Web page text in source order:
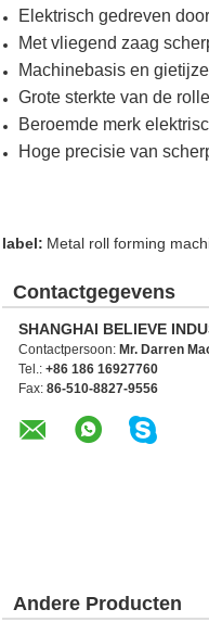
Elektrisch gedreven
Met vliegend zaag
Machinebasis en
Grote sterkte van de
Beroemde merk
Hoge precisie van
label: Metal roll forming
Contactgegevens
SHANGHAI BELIEVE
Contactpersoon: Mr. Darren
Tel.: +86 186 16927760
Fax: 86-510-8827-9556
Andere Producten